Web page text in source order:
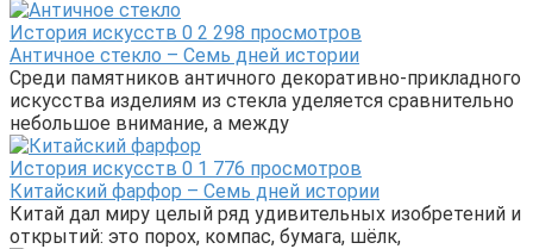
История искусств 0 2 298 просмотров
Античное стекло – Семь дней истории
Среди памятников античного декоративно-прикладного
искусства изделиям из стекла уделяется сравнительно
небольшое внимание, а между
История искусств 0 1 776 просмотров
Китайский фарфор – Семь дней истории
Китай дал миру целый ряд удивительных изобретений и
открытий: это порох, компас, бумага, шёлк,